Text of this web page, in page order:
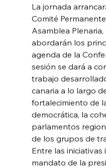
La jornada
Comité
Asamblea Plenaria,
abordarán los
agenda de la
sesión se dará a
trabajo
canaria a lo largo
fortalecimiento de
democrática, la
parlamentos
de los grupos de
Entre las
mandato de la